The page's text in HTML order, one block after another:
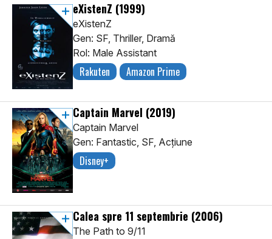
eXistenZ (1999)
eXistenZ
Gen: SF, Thriller, Dramă
Rol: Male Assistant
Rakuten Amazon Prime
Captain Marvel (2019)
Captain Marvel
Gen: Fantastic, SF, Acţiune
Disney+
Calea spre 11 septembrie (2006)
The Path to 9/11